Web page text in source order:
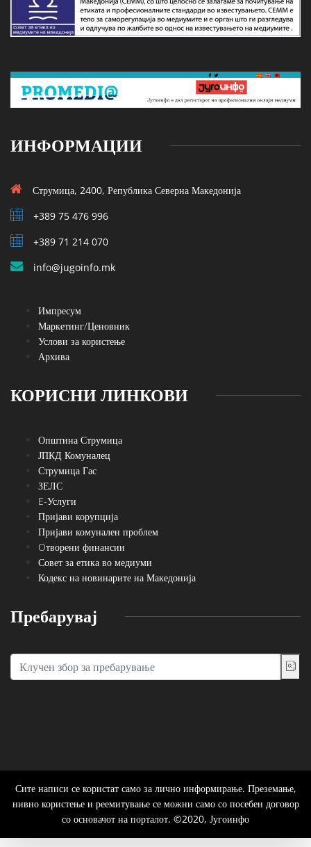
ИНФОРМАЦИИ
Струмица, 2400, Република Северна Македонија
+389 75 476 996
+389 71 214 070
info@jugoinfo.mk
Импресум
Маркетинг/Ценовник
Услови за користење
Архива
КОРИСНИ ЛИНКОВИ
Општина Струмица
ЈПКД Комуналец
Струмица Гас
ЗЕЛС
E-Услуги
Пријави корупција
Пријави комунален проблем
Oтворени финансии
Совет за етика во медиуми
Кодекс на новинарите на Македонија
Пребарувај
Сите написи се користат само за лично информирање. Преземање,
нивно користење и реемитување се можни само со посебен договор
со основачот на порталот. ©2020, Југоинфо